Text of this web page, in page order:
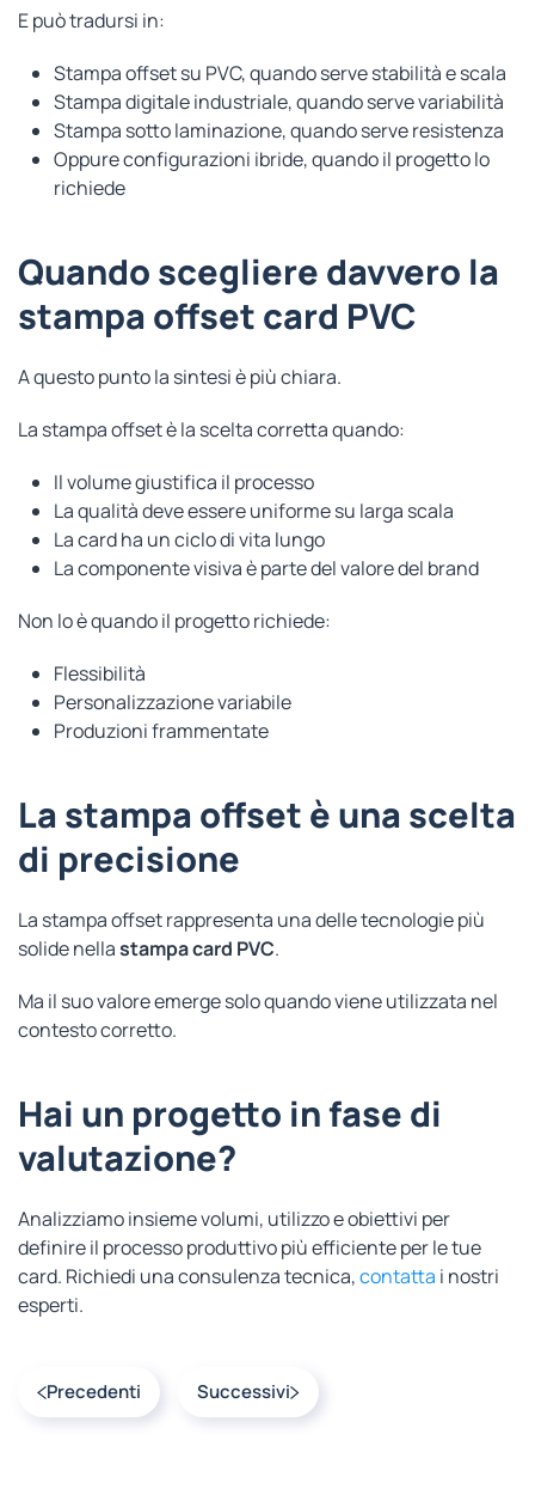
E può tradursi in:
Stampa offset su PVC, quando serve stabilità e scala
Stampa digitale industriale, quando serve variabilità
Stampa sotto laminazione, quando serve resistenza
Oppure configurazioni ibride, quando il progetto lo
richiede
Quando scegliere davvero la
stampa offset card PVC
A questo punto la sintesi è più chiara.
La stampa offset è la scelta corretta quando:
Il volume giustifica il processo
La qualità deve essere uniforme su larga scala
La card ha un ciclo di vita lungo
La componente visiva è parte del valore del brand
Non lo è quando il progetto richiede:
Flessibilità
Personalizzazione variabile
Produzioni frammentate
La stampa offset è una scelta
di precisione
La stampa offset rappresenta una delle tecnologie più
solide nellastampa card PVC.
Ma il suo valore emerge solo quando viene utilizzata nel
contesto corretto.
Hai un progetto in fase di
valutazione?
Analizziamo insieme volumi, utilizzo e obiettivi per
definire il processo produttivo più efficiente per le tue
card. Richiedi una consulenza tecnica,contatta i nostri
esperti.
Precedenti Successivi